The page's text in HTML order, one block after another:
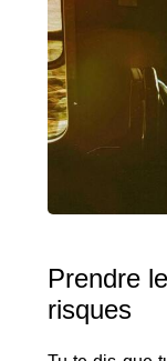
Prendre
risques